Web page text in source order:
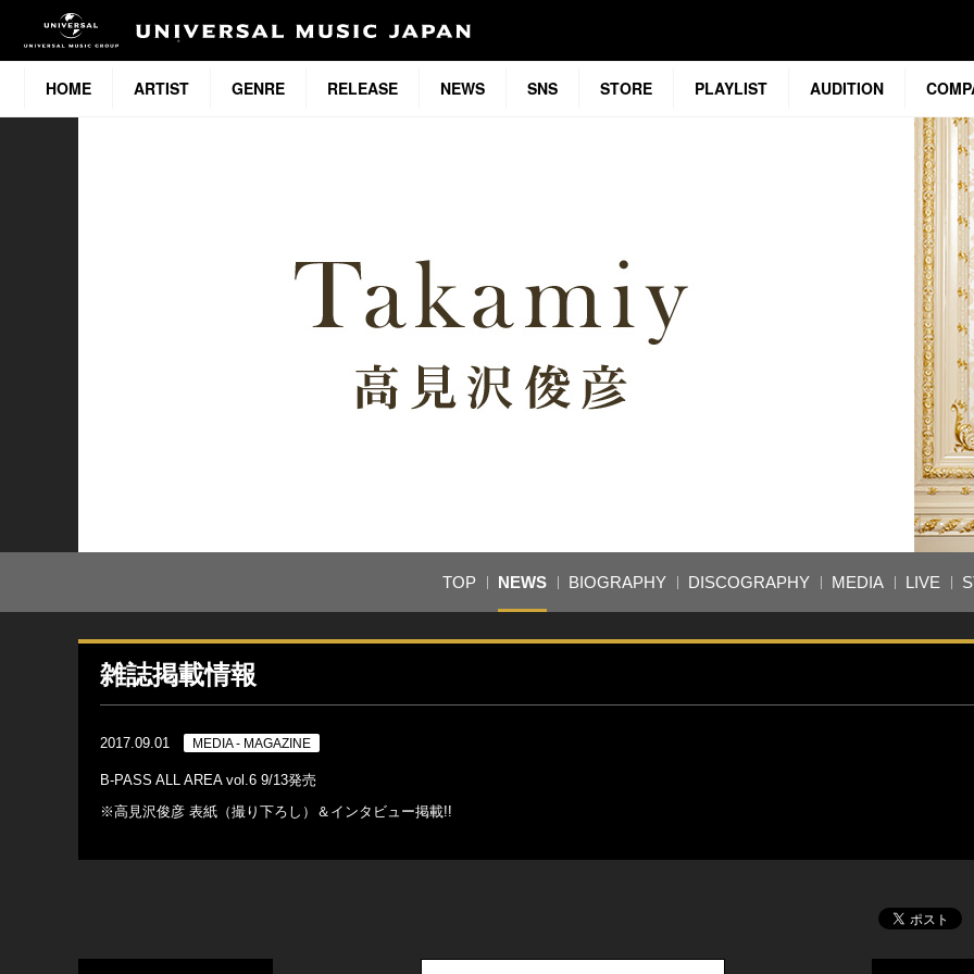
HOME ARTIST GENRE RELEASE NEWS SNS STORE PLAYLIST AUDITION
TOP NEWS BIOGRAPHY DISCOGRAPHY MEDIA LIVE
雑誌掲載情報
2017.09.01 MEDIA - MAGAZINE
B-PASS ALL AREA vol.6 9/13発売
※高見沢俊彦 表紙（撮り下ろし）＆インタビュー掲載!!